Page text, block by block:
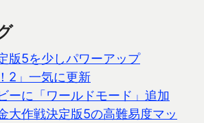
版5を少しパワーアップ
2」一気に更新
ーに「ワールドモード」追加
大作戦決定版5の高難易度マッ